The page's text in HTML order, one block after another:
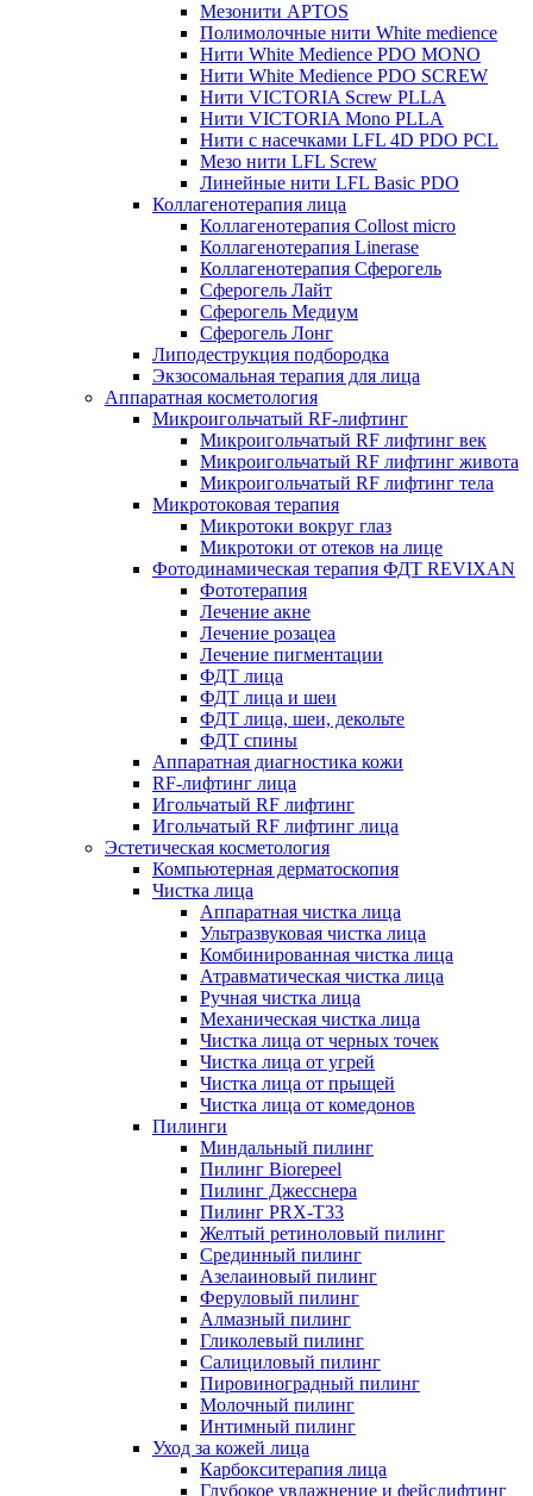
Мезонити APTOS
Полимолочные нити White medience
Нити White Medience PDO MONO
Нити White Medience PDO SCREW
Нити VICTORIA Screw PLLA
Нити VICTORIA Mono PLLA
Нити с насечками LFL 4D PDO PCL
Мезо нити LFL Screw
Линейные нити LFL Basic PDO
Коллагенотерапия лица
Коллагенотерапия Collost micro
Коллагенотерапия Linerase
Коллагенотерапия Сферогель
Сферогель Лайт
Сферогель Медиум
Сферогель Лонг
Липодеструкция подбородка
Экзосомальная терапия для лица
Аппаратная косметология
Микроигольчатый RF-лифтинг
Микроигольчатый RF лифтинг век
Микроигольчатый RF лифтинг живота
Микроигольчатый RF лифтинг тела
Микротоковая терапия
Микротоки вокруг глаз
Микротоки от отеков на лице
Фотодинамическая терапия ФДТ REVIXAN
Фототерапия
Лечение акне
Лечение розацеа
Лечение пигментации
ФДТ лица
ФДТ лица и шеи
ФДТ лица, шеи, декольте
ФДТ спины
Аппаратная диагностика кожи
RF-лифтинг лица
Игольчатый RF лифтинг
Игольчатый RF лифтинг лица
Эстетическая косметология
Компьютерная дерматоскопия
Чистка лица
Аппаратная чистка лица
Ультразвуковая чистка лица
Комбинированная чистка лица
Атравматическая чистка лица
Ручная чистка лица
Механическая чистка лица
Чистка лица от черных точек
Чистка лица от угрей
Чистка лица от прыщей
Чистка лица от комедонов
Пилинги
Миндальный пилинг
Пилинг Biorepeel
Пилинг Джесснера
Пилинг PRX-T33
Желтый ретиноловый пилинг
Срединный пилинг
Азелаиновый пилинг
Феруловый пилинг
Алмазный пилинг
Гликолевый пилинг
Салициловый пилинг
Пировиноградный пилинг
Молочный пилинг
Интимный пилинг
Уход за кожей лица
Карбокситерапия лица
Глубокое увлажнение и фейслифтинг